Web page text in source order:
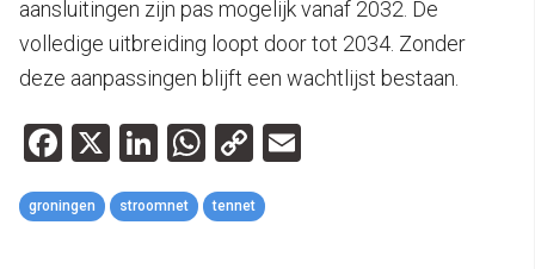
aansluitingen zijn pas mogelijk vanaf 2032. De
volledige uitbreiding loopt door tot 2034. Zonder
deze aanpassingen blijft een wachtlijst bestaan.
Facebook
X LinkedIn
WhatsApp
Copy
Link
groningen stroomnet tennet